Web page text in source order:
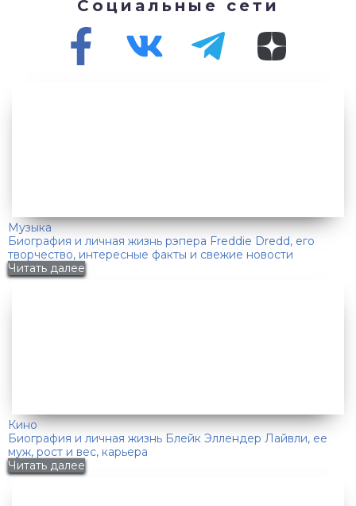
Социальные сети
Музыка
Биография и личная жизнь рэпера Freddie Dredd, его
творчество, интересные факты и свежие новости
Читать далее
Кино
Биография и личная жизнь Блейк Эллендер Лайвли, ее
муж, рост и вес, карьера
Читать далее